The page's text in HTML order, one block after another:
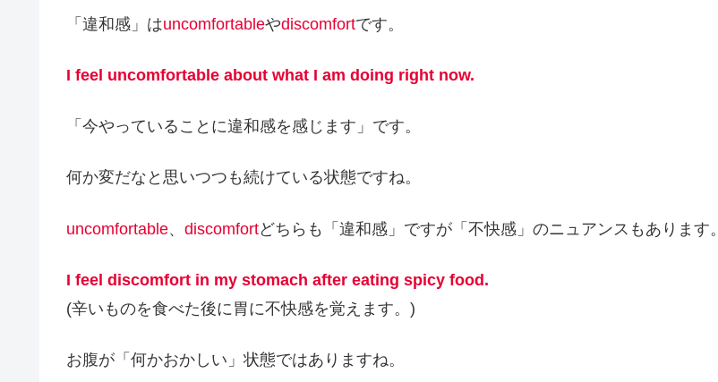
「違和感」はuncomfortableやdiscomfortです。
I feel uncomfortable about what I am doing right now.
「今やっていることに違和感を感じます」です。
何か変だなと思いつつも続けている状態ですね。
uncomfortable、 discomfortどちらも「違和感」ですが「不快感」のニュアンスもあります。
I feel discomfort in my stomach after eating spicy food.
(辛いものを食べた後に胃に不快感を覚えます。)
お腹が「何かおかしい」状態ではありますね。